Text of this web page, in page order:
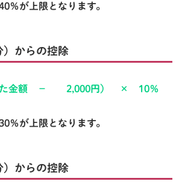
％が上限となります。
）からの控除
した金額 － 2,000円） × 10％
％が上限となります。
）からの控除